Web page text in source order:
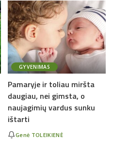
GYVENIMAS
Pamaryje ir toliau miršta
daugiau, nei gimsta, o
naujagimių vardus sunku
ištarti
Genė TOLEIKIENĖ